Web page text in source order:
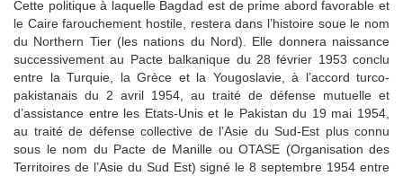
Cette politique à laquelle Bagdad est de prime abord favorable et
le Caire farouchement hostile, restera dans l’histoire soue le nom
du Northern Tier (les nations du Nord). Elle donnera naissance
successivement au Pacte balkanique du 28 février 1953 conclu
entre la Turquie, la Grèce et la Yougoslavie, à l’accord turco-
pakistanais du 2 avril 1954, au traité de défense mutuelle et
d’assistance entre les Etats-Unis et le Pakistan du 19 mai 1954,
au traité de défense collective de l’Asie du Sud-Est plus connu
sous le nom du Pacte de Manille ou OTASE (Organisation des
Territoires de l’Asie du Sud Est) signé le 8 septembre 1954 entre